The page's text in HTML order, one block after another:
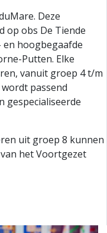
Deze
op obs De Tiende
en hoogbegaafde
Putten. Elke
vanuit groep 4 t/m
passend
gespecialiseerde
uit groep 8 kunnen
het Voortgezet